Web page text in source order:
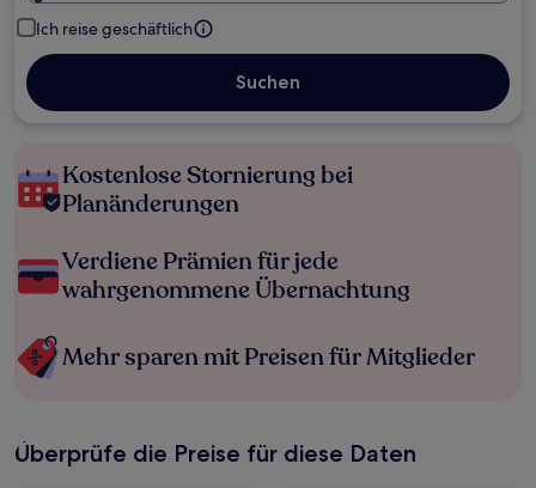
Ich reise geschäftlich
Suchen
Kostenlose Stornierung bei
Planänderungen
Verdiene Prämien für jede
wahrgenommene Übernachtung
Mehr sparen mit Preisen für Mitglieder
Überprüfe die Preise für diese Daten